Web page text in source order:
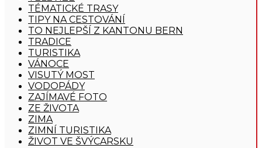
TÉMATICKÉ TRASY
TIPY NA CESTOVÁNÍ
TO NEJLEPŠÍ Z KANTONU BERN
TRADICE
TURISTIKA
VÁNOCE
VISUTÝ MOST
VODOPÁDY
ZAJÍMAVÉ FOTO
ZE ŽIVOTA
ZIMA
ZIMNÍ TURISTIKA
ŽIVOT VE ŠVÝCARSKU